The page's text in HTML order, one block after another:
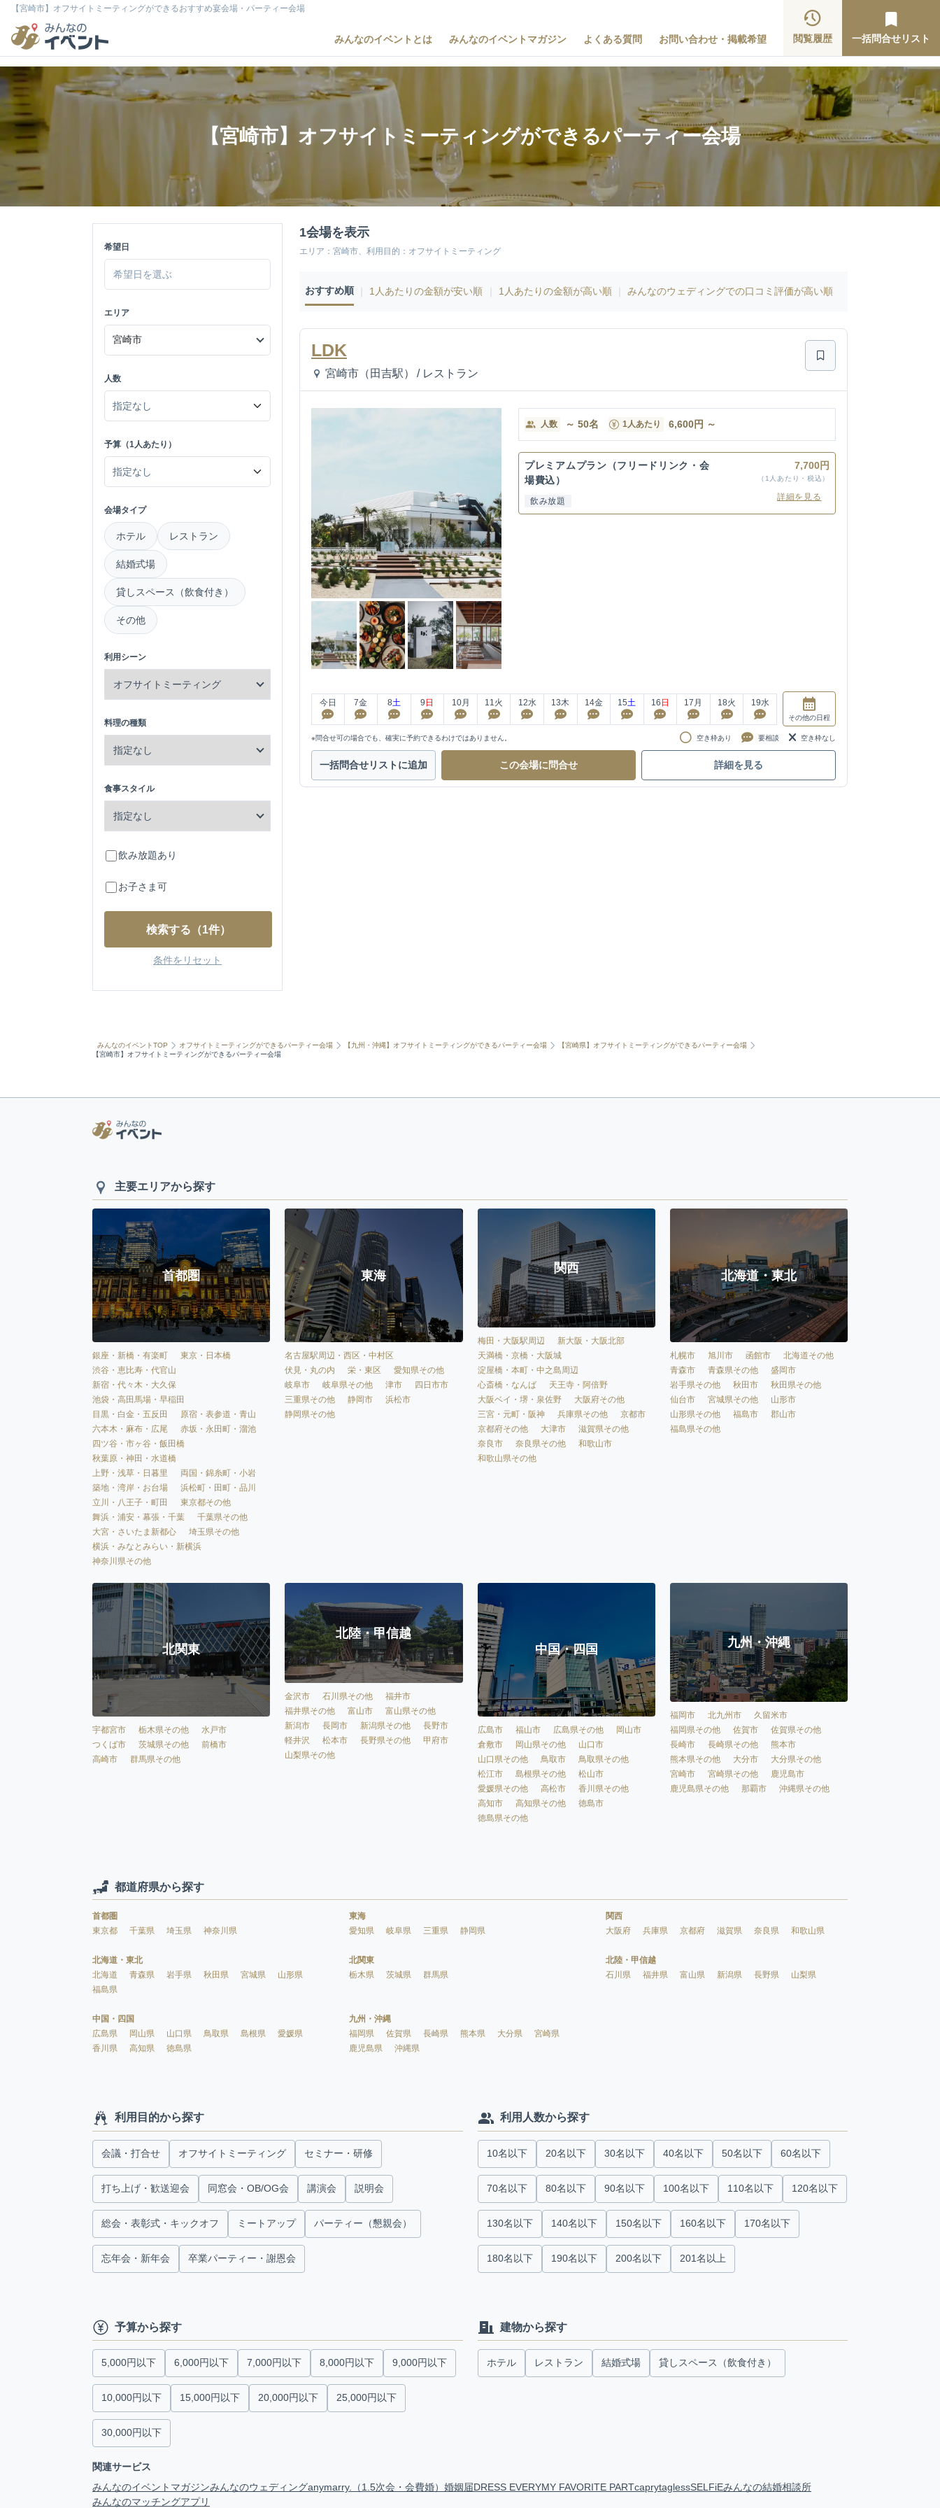
【宮崎市】オフサイトミーティングができるおすすめ宴会場・パーティー会場
みんなのイベントとは みんなのイベントマガジン よくある質問 お問い合わせ・掲載希望 閲覧履歴 一括問合せリスト
【宮崎市】オフサイトミーティングができるパーティー会場
希望日
エリア
人数
予算（1人あたり）
会場タイプ
ホテル レストラン
結婚式場
貸しスペース（飲食付き）
その他
利用シーン
料理の種類
食事スタイル
飲み放題あり
お子さま可
検索する （1件）
条件をリセット
1会場を表示
エリア：宮崎市、利用目的：オフサイトミーティング
おすすめ順 1人あたりの金額が安い順 1人あたりの金額が高い順 みんなのウェディングでの口コミ評価が高い順
LDK
宮崎市（田吉駅） / レストラン
人数 ～ 50名 1人あたり 6,600円 ～
プレミアムプラン（フリードリンク・会
場費込）
飲み放題
7,700円
（1人あたり・税込）
詳細を見る
今日 7金 8土 9 日 10月 11火 12水 13木 14金 15土 16 日 17 月 18火 19水
その他の日程
※問合せ可の場合でも、確実に予約できるわけではありません。 空き枠あり 要相談 空き枠なし
一括問合せリストに追加 この会場に問合せ 詳細を見る
みんなのイベントTOP オフサイトミーティングができるパーティー会場 【九州・沖縄】オフサイトミーティングができるパーティー会場
【宮崎県】オフサイトミーティングができるパーティー会場
【宮崎市】オフサイトミーティングができるパーティー会場
主要エリアから探す
首都圏
銀座・新橋・有楽町
東京・日本橋
渋谷・恵比寿・代官山
新宿・代々木・大久保
池袋・高田馬場・早稲田
目黒・白金・五反田
原宿・表参道・青山
六本木・麻布・広尾
赤坂・永田町・溜池
四ツ谷・市ヶ谷・飯田橋
秋葉原・神田・水道橋
上野・浅草・日暮里
両国・錦糸町・小岩
築地・湾岸・お台場
浜松町・田町・品川
立川・八王子・町田
東京都その他
舞浜・浦安・幕張・千葉
千葉県その他
大宮・さいたま新都心
埼玉県その他
横浜・みなとみらい・新横浜
神奈川県その他
東海
名古屋駅周辺・西区・中村区
伏見・丸の内
栄・東区
愛知県その他
岐阜市
岐阜県その他 津市
四日市市
三重県その他
静岡市
浜松市
静岡県その他
関西
梅田・大阪駅周辺
新大阪・大阪北部
天満橋・京橋・大阪城
淀屋橋・本町・中之島周辺
心斎橋・なんば
天王寺・阿倍野
大阪ベイ・堺・泉佐野
大阪府その他
三宮・元町・阪神
兵庫県その他
京都市
京都府その他
大津市
滋賀県その他
奈良市
奈良県その他
和歌山市
和歌山県その他
北海道・東北
札幌市 旭川市 函館市
北海道その他
青森市
青森県その他
盛岡市
岩手県その他
秋田市
秋田県その他
仙台市
宮城県その他
山形市
山形県その他
福島市
郡山市
福島県その他
北関東
宇都宮市 栃木県その他
水戸市
つくば市
茨城県その他
前橋市
高崎市
群馬県その他
北陸・甲信越
金沢市 石川県その他
福井市
福井県その他
富山市
富山県その他
新潟市
長岡市 新潟県その他
長野市
軽井沢
松本市 長野県その他
甲府市
山梨県その他
中国・四国
広島市 福山市 広島県その他
岡山市
倉敷市
岡山県その他
山口市
山口県その他
鳥取市
鳥取県その他
松江市
島根県その他
松山市
愛媛県その他
高松市
香川県その他
高知市
高知県その他
徳島市
徳島県その他
九州・沖縄
福岡市 北九州市
久留米市
福岡県その他
佐賀市
佐賀県その他
長崎市
長崎県その他
熊本市
熊本県その他
大分市
大分県その他
宮崎市
宮崎県その他
鹿児島市
鹿児島県その他
那覇市 沖縄県その他
都道府県から探す
首都圏
東京都
千葉県 埼玉県 神奈川県
東海
愛知県
岐阜県 三重県 静岡県
関西
大阪府
兵庫県 京都府 滋賀県 奈良県 和歌山県
北海道・東北
北海道
青森県 岩手県 秋田県 宮城県
山形県
福島県
北関東
栃木県
茨城県 群馬県
北陸・甲信越
石川県
福井県 富山県 新潟県 長野県 山梨県
中国・四国
広島県
岡山県 山口県 鳥取県 島根県
愛媛県
香川県
高知県 徳島県
九州・沖縄
福岡県
佐賀県 長崎県 熊本県 大分県
宮崎県
鹿児島県
沖縄県
利用目的から探す
会議・打合せ オフサイトミーティング セミナー・研修
打ち上げ・歓送迎会 同窓会・OB/OG会 講演会 説明会
総会・表彰式・キックオフ ミートアップ パーティー（懇親会）
忘年会・新年会 卒業パーティー・謝恩会
利用人数から探す
10名以下 20名以下 30名以下 40名以下 50名以下 60名以下
70名以下 80名以下 90名以下 100名以下 110名以下 120名以下
130名以下 140名以下 150名以下 160名以下 170名以下
180名以下 190名以下 200名以下 201名以上
予算から探す
5,000円以下 6,000円以下 7,000円以下 8,000円以下 9,000円以下
10,000円以下 15,000円以下 20,000円以下 25,000円以下
30,000円以下
建物から探す
ホテル レストラン 結婚式場 貸しスペース（飲食付き）
関連サービス
みんなのイベントマガジンみんなのウェディングanymarry.（1.5次会・会費婚） 婚姻届DRESS EVERYMY FAVORITE PARTcaprytaglessSELFiEみんなの結婚相談所
みんなのマッチングアプリ